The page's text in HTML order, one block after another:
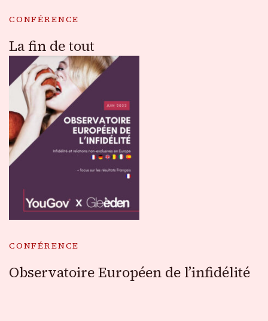
CONFÉRENCE
La fin de tout
CONFÉRENCE
Observatoire Européen de l’infidélité